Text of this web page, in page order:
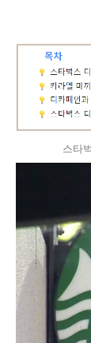
스타